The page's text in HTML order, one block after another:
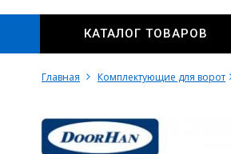
КАТАЛОГ ТОВАРОВ
Главная Комплектующие для ворот